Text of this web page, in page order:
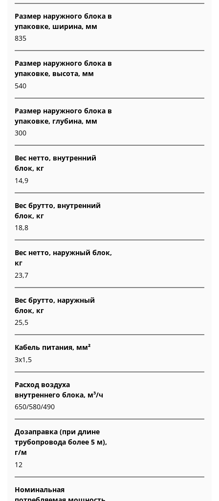
Размер наружного блока в
упаковке, ширина, мм
835
Размер наружного блока в
упаковке, высота, мм
540
Размер наружного блока в
упаковке, глубина, мм
300
Вес нетто, внутренний
блок, кг
14,9
Вес брутто, внутренний
блок, кг
18,8
Вес нетто, наружный блок,
кг
23,7
Вес брутто, наружный
блок, кг
25,5
Кабель питания, мм²
3x1,5
Расход воздуха
внутреннего блока, м³/ч
650/580/490
Дозаправка (при длине
трубопровода более 5 м),
г/м
12
Номинальная